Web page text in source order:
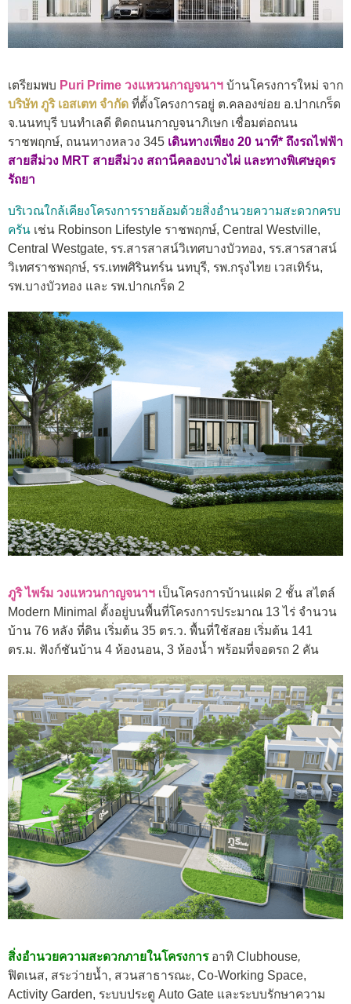
เตรียมพบ Puri Prime วงแหวนกาญจนาฯ บ้านโครงการใหม่ จาก
บริษัท ภูริ เอสเตท จำกัด ที่ตั้งโครงการอยู่ ต.คลองข่อย อ.ปากเกร็ด
จ.นนทบุรี บนทำเลดี ติดถนนกาญจนาภิเษก เชื่อมต่อถนน
ราชพฤกษ์, ถนนทางหลวง 345 เดินทางเพียง 20 นาที* ถึงรถไฟฟ้า
สายสีม่วง MRT สายสีม่วง สถานีคลองบางไผ่ และทางพิเศษอุดร
รัถยา
บริเวณใกล้เคียงโครงการรายล้อมด้วยสิ่งอำนวยความสะดวกครบ
ครัน เช่น Robinson Lifestyle ราชพฤกษ์, Central Westville,
Central Westgate, รร.สารสาสน์วิเทศบางบัวทอง, รร.สารสาสน์
วิเทศราชพฤกษ์, รร.เทพศิรินทร์น นทบุรี, รพ.กรุงไทย เวสเทิร์น,
รพ.บางบัวทอง และ รพ.ปากเกร็ด 2
ภูริ ไพร์ม วงแหวนกาญจนาฯ เป็นโครงการบ้านแฝด 2 ชั้น สไตล์
Modern Minimal ตั้งอยู่บนพื้นที่โครงการประมาณ 13 ไร่ จำนวน
บ้าน 76 หลัง ที่ดิน เริ่มต้น 35 ตร.ว. พื้นที่ใช้สอย เริ่มต้น 141
ตร.ม. ฟังก์ชันบ้าน 4 ห้องนอน, 3 ห้องน้ำ พร้อมที่จอดรถ 2 คัน
สิ่งอำนวยความสะดวกภายในโครงการ อาทิ Clubhouse,
ฟิตเนส, สระว่ายน้ำ, สวนสาธารณะ, Co-Working Space,
Activity Garden, ระบบประตู Auto Gate และระบบรักษาความ